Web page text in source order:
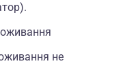
не